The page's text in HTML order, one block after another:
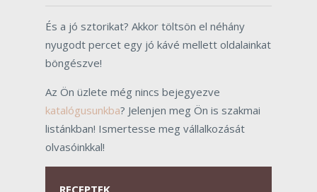
És a jó sztorikat? Akkor töltsön el néhány
nyugodt percet egy jó kávé mellett oldalainkat
böngészve!
Az Ön üzlete még nincs bejegyezve
katalógusunkba? Jelenjen meg Ön is szakmai
listánkban! Ismertesse meg vállalkozását
olvasóinkkal!
RECEPTEK